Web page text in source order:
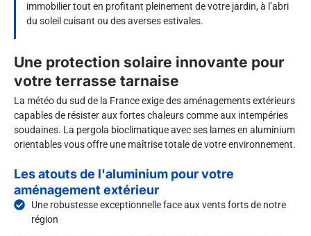
immobilier tout en profitant pleinement de votre jardin, à l’abri
du soleil cuisant ou des averses estivales.
Une protection solaire innovante pour
votre terrasse tarnaise
La météo du sud de la France exige des aménagements extérieurs
capables de résister aux fortes chaleurs comme aux intempéries
soudaines. La pergola bioclimatique avec ses lames en aluminium
orientables vous offre une maîtrise totale de votre environnement.
Les atouts de l'aluminium pour votre
aménagement extérieur
Une robustesse exceptionnelle face aux vents forts de notre
région